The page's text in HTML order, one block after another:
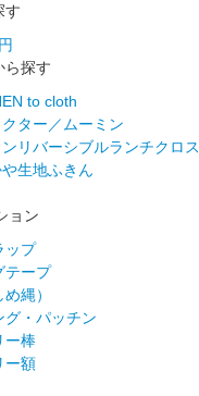
す
ら探す
to cloth
ター／ムーミン
ンリバーシブルランチクロス
生地ふきん
ョン
ップ
テープ
縄）
グ・パッチン
ー棒
ー額